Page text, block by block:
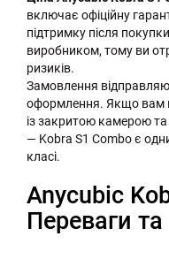
включає офіційну
підтримку після
виробником, тому ви
ризиків.
Замовлення
оформлення. Якщо вам
із закритою камерою
— Kobra S1 Combo є
класі.
Anycubic
Переваги та